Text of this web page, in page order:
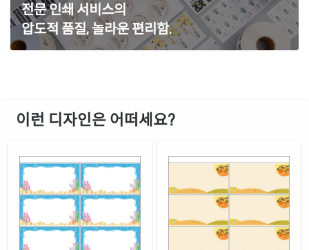
전문 인쇄 서비스의
압도적 품질, 놀라운 편리함.
이런 디자인은 어떠세요?